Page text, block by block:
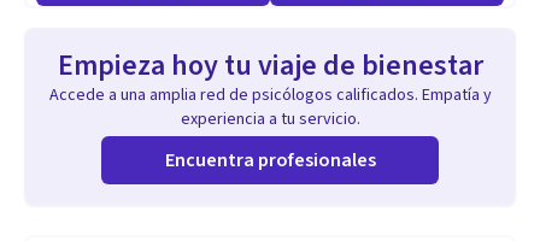
Empieza hoy tu viaje de bienestar
Accede a una amplia red de psicólogos calificados. Empatía y
experiencia a tu servicio.
Encuentra profesionales